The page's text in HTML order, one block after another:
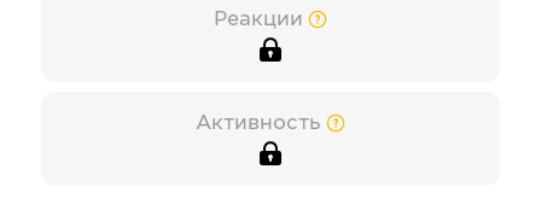
Реакции
Активность